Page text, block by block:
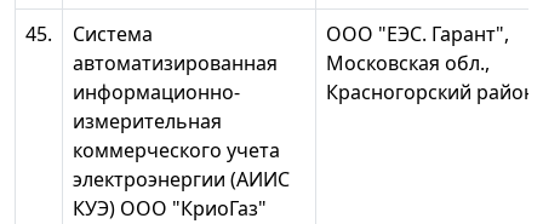
45.
Система
автоматизированная
информационно-
измерительная
коммерческого учета
электроэнергии (АИИС
КУЭ) ООО "КриоГаз"
ООО "ЕЭС. Гарант",
Московская обл.,
Красногорский район